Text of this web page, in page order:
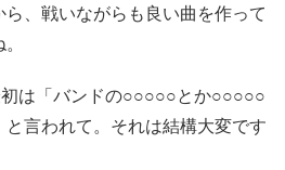
、戦いながらも良い曲を作って
は「バンドの○○○○○とか○○○○○
言われて。それは結構大変です